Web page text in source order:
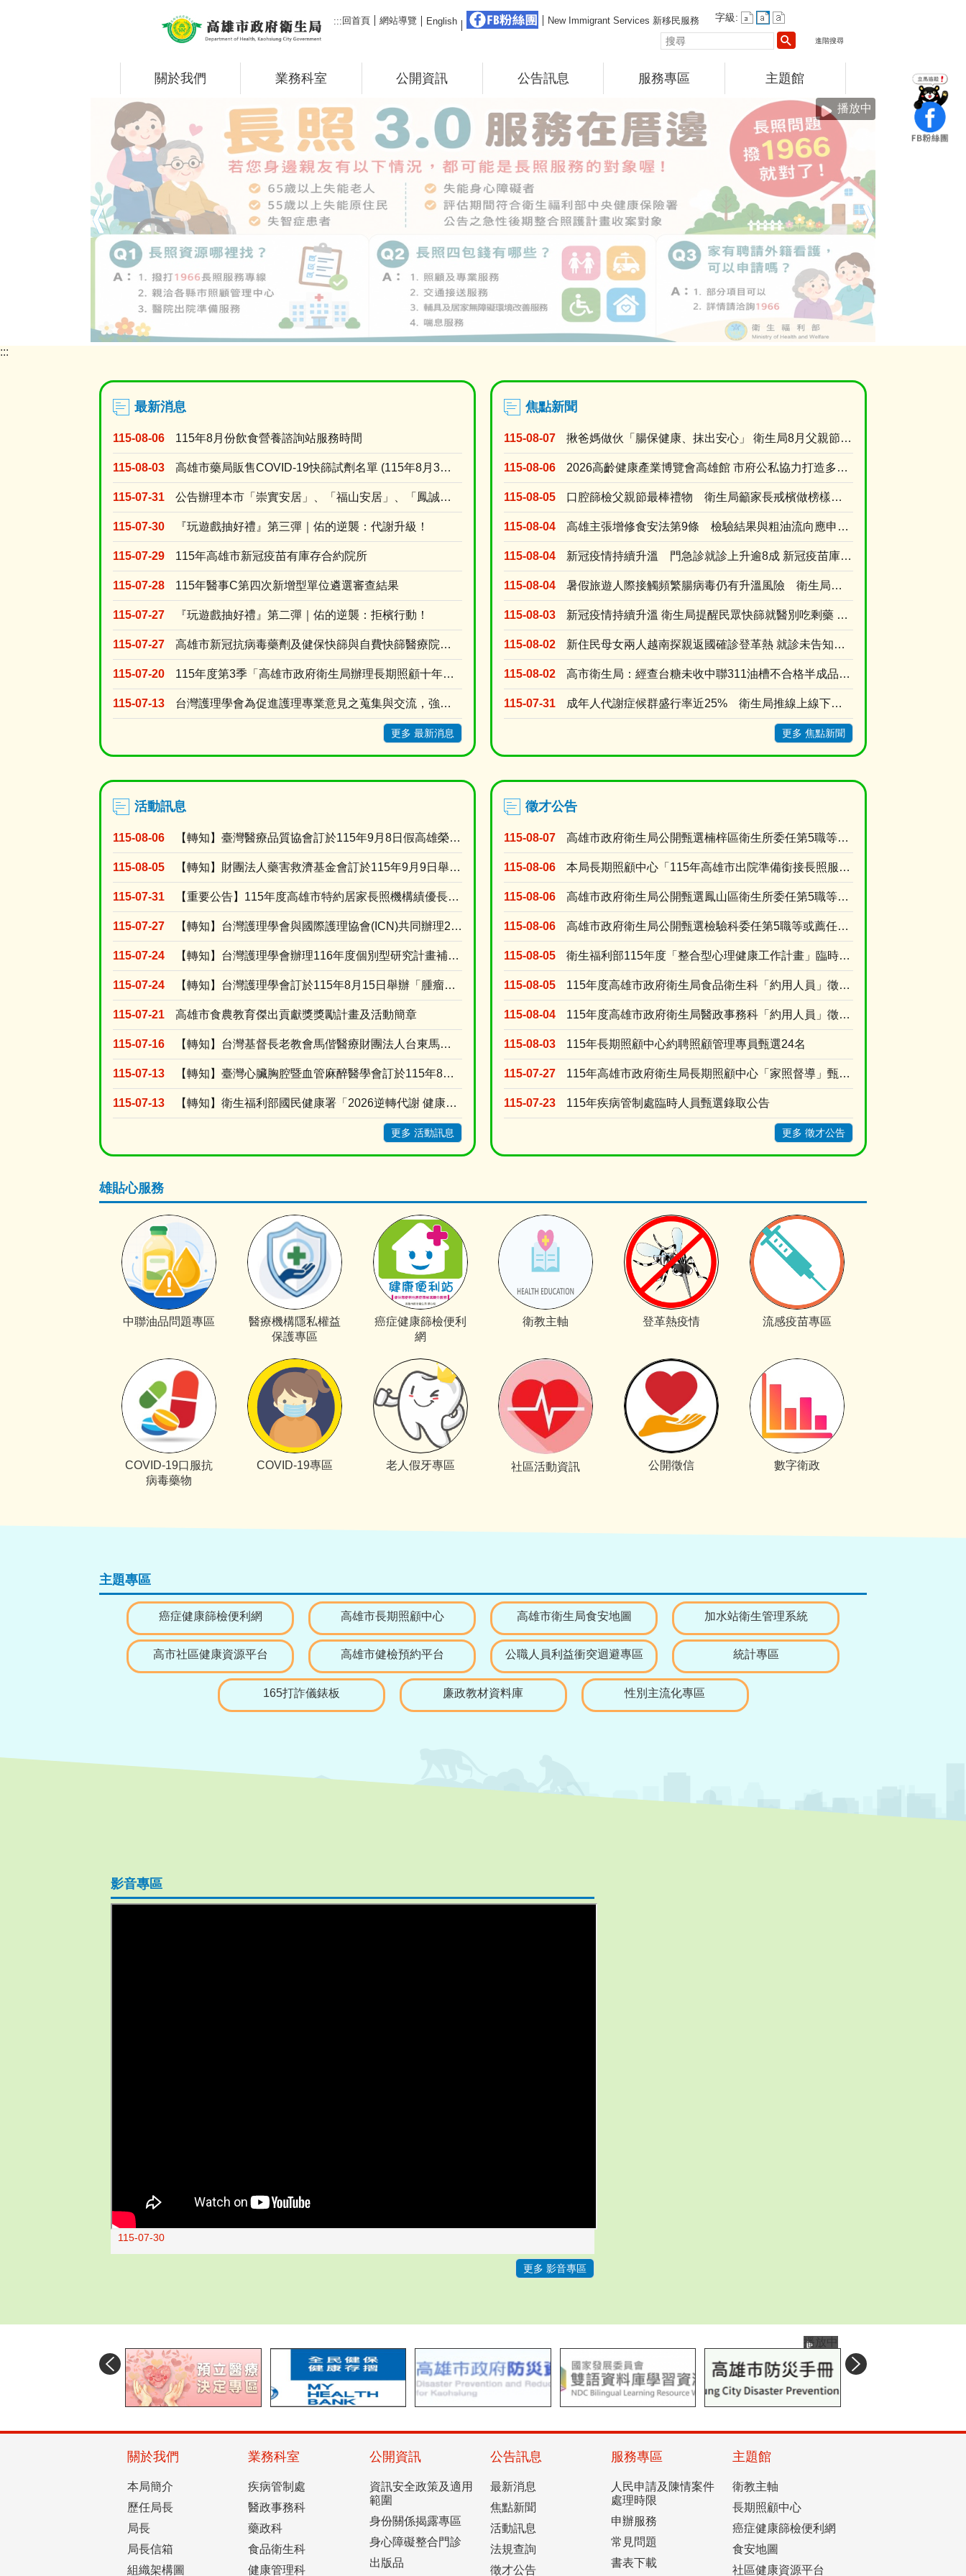
:::回首頁 網站導覽 English FB粉絲團
New Immigrant Services 新移民服務
字級:
尋
進階搜尋
關於我們 業務科室 公開資訊 公告訊息 服務專區 主題館
播放中
:::
最新消息
115-08-06 115年8月份飲食營養諮詢站服務時間
115-08-03 高雄市藥局販售COVID-19快篩試劑名單 (115年8月3日上午10時調查)
115-07-31 公告辦理本市「崇實安居」、「福山安居」、「鳳誠安居」、「鳳松安居」、「美都安居」、「岡山社宅....
115-07-30 『玩遊戲抽好禮』第三彈｜佑的逆襲：代謝升級！
115-07-29 115年高雄市新冠疫苗有庫存合約院所
115-07-28 115年醫事C第四次新增型單位遴選審查結果
115-07-27 『玩遊戲抽好禮』第二彈｜佑的逆襲：拒檳行動！
115-07-27 高雄市新冠抗病毒藥劑及健保快篩與自費快篩醫療院所名單
115-07-20 115年度第3季「高雄市政府衛生局辦理長期照顧十年計畫3.0居家式照顧暨喘息服務特約審查」
115-07-13 台灣護理學會為促進護理專業意見之蒐集與交流，強化護理人員參與公共事務及政策發展之機會建置「公....
更多 最新消息
焦點新聞
115-08-07 揪爸媽做伙「腸保健康、抹出安心」 衛生局8月父親節篩檢專案送百元超商禮券
115-08-06 2026高齡健康產業博覽會高雄館 市府公私協力打造多元支持中高齡長輩生活方案
115-08-05 口腔篩檢父親節最棒禮物 衛生局籲家長戒檳做榜樣、青少年勇拒第一口檳榔
115-08-04 高雄主張增修食安法第9條 檢驗結果與粗油流向應申報 強化風險預警
115-08-04 新冠疫情持續升溫 門急診就診上升逾8成 新冠疫苗庫存僅1萬餘劑 近一周接種量是前一週的....
115-08-04 暑假旅遊人際接觸頻繁腸病毒仍有升溫風險 衛生局提醒勤洗手有症狀快就醫
115-08-03 新冠疫情持續升溫 衛生局提醒民眾快篩就醫別吃剩藥 以免延誤黃金治療期
115-08-02 新住民母女兩人越南探親返國確診登革熱 就診未告知旅遊史衛生局依法裁罰
115-08-02 高市衛生局：經查台糖未收中聯311油槽不合格半成品原料油 台糖涉及中聯油品7/9早已預防性下....
115-07-31 成年人代謝症候群盛行率近25% 衛生局推線上線下雙抽獎活動提升正確認
更多 焦點新聞
活動訊息
115-08-06 【轉知】臺灣醫療品質協會訂於115年9月8日假高雄榮民總醫院門診大樓第二會議室舉辦「護理人的....
115-08-05 【轉知】財團法人藥害救濟基金會訂於115年9月9日舉辦「2026【醫識能•藥識能】線上直播講....
115-07-31 【重要公告】115年度高雄市特約居家長照機構績優長照人員表揚活動，收件受理期限延長至115年....
115-07-27 【轉知】台灣護理學會與國際護理協會(ICN)共同辦理2027年「第31屆ICN 國際護理大會....
115-07-24 【轉知】台灣護理學會辦理116年度個別型研究計畫補助申請
115-07-24 【轉知】台灣護理學會訂於115年8月15日舉辦「腫瘤照護實證應用」網路研習會(線上視訊課程)
115-07-21 高雄市食農教育傑出貢獻獎獎勵計畫及活動簡章
115-07-16 【轉知】台灣基督長老教會馬偕醫療財團法人台東馬偕紀念醫院訂於115年8月15日(星期六)舉辦....
115-07-13 【轉知】臺灣心臟胸腔暨血管麻醉醫學會訂於115年8月30日辦理2026年臺灣心臟胸腔暨血管麻....
115-07-13 【轉知】衛生福利部國民健康署「2026逆轉代謝 健康加值」活動開跑
更多 活動訊息
徵才公告
115-08-07 高雄市政府衛生局公開甄選楠梓區衛生所委任第5職等或薦任第6職等至第7職等綜合行政職系課員1名
115-08-06 本局長期照顧中心「115年高雄市出院準備銜接長照服務獎勵計畫」臨時人員甄選資格符合名單及甄選....
115-08-06 高雄市政府衛生局公開甄選鳳山區衛生所委任第5職等或薦任第6職等至第7職等衛生技術職系技士1名
115-08-06 高雄市政府衛生局公開甄選檢驗科委任第5職等或薦任第6職等至第7職等衛生技術職系技士(A670....
115-08-05 衛生福利部115年度「整合型心理健康工作計畫」臨時人員 甄選資格符合名單及甄選時間
115-08-05 115年度高雄市政府衛生局食品衛生科「約用人員」徵才公告
115-08-04 115年度高雄市政府衛生局醫政事務科「約用人員」徵才公告
115-08-03 115年長期照顧中心約聘照顧管理專員甄選24名
115-07-27 115年高雄市政府衛生局長期照顧中心「家照督導」甄選結果公告
115-07-23 115年疾病管制處臨時人員甄選錄取公告
更多 徵才公告
雄貼心服務
中聯油品問題專區
醫療機構隱私權益
保護專區
癌症健康篩檢便利
網
衛教主軸 登革熱疫情 流感疫苗專區
COVID-19口服抗
病毒藥物
COVID-19專區 老人假牙專區 社區活動資訊 公開徵信 數字衛政
主題專區
癌症健康篩檢便利網 高雄市長期照顧中心 高雄市衛生局食安地圖 加水站衛生管理系統
高市社區健康資源平台 高雄市健檢預約平台 公職人員利益衝突迴避專區 統計專區
165打詐儀錶板 廉政教材資料庫 性別主流化專區
影音專區
115-07-30
更多 影音專區
播放中
目
關於我們
本局簡介
歷任局長
局長
局長信箱
組織架構圖
業務科室
疾病管制處
醫政事務科
藥政科
食品衛生科
健康管理科
公開資訊
資訊安全政策及適用
範圍
身份關係揭露專區
身心障礙整合門診
出版品
公告訊息
最新消息
焦點新聞
活動訊息
法規查詢
徵才公告
服務專區
人民申請及陳情案件
處理時限
申辦服務
常見問題
書表下載
主題館
衛教主軸
長期照顧中心
癌症健康篩檢便利網
食安地圖
社區健康資源平台